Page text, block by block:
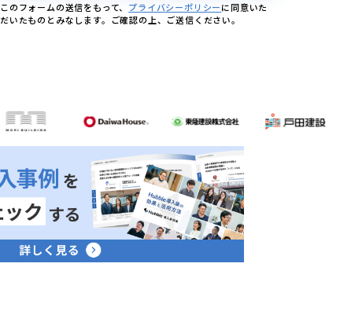
このフォームの送信をもって、 プライバシーポリシーに同意いた
だいたものとみなします。ご確認の上、ご送信ください。